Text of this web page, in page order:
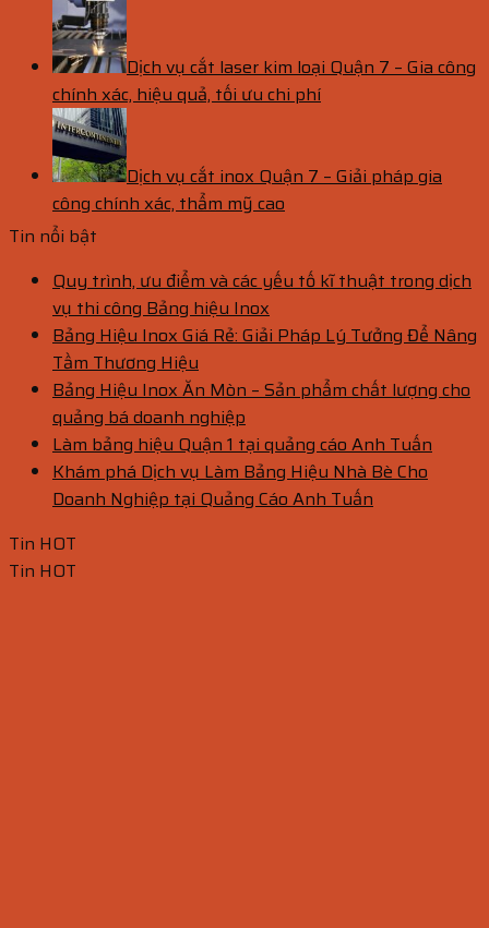
Dịch vụ cắt laser kim loại Quận 7 – Gia công
chính xác, hiệu quả, tối ưu chi phí
Dịch vụ cắt inox Quận 7 – Giải pháp gia
công chính xác, thẩm mỹ cao
Tin nổi bật
Quy trình, ưu điểm và các yếu tố kĩ thuật trong dịch
vụ thi công Bảng hiệu Inox
Bảng Hiệu Inox Giá Rẻ: Giải Pháp Lý Tưởng Để Nâng
Tầm Thương Hiệu
Bảng Hiệu Inox Ăn Mòn – Sản phẩm chất lượng cho
quảng bá doanh nghiệp
Làm bảng hiệu Quận 1 tại quảng cáo Anh Tuấn
Khám phá Dịch vụ Làm Bảng Hiệu Nhà Bè Cho
Doanh Nghiệp tại Quảng Cáo Anh Tuấn
Tin HOT
Tin HOT